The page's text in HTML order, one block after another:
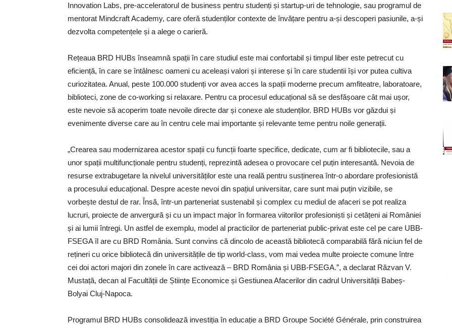
Innovation Labs, pre-acceleratorul de business pentru studenți și startup-uri de tehnologie, sau programul de
mentorat Mindcraft Academy, care oferă studenților contexte de învățare pentru a-și descoperi pasiunile, a-și
dezvolta competențele și a alege o carieră.
Rețeaua BRD HUBs înseamnă spații în care studiul este mai confortabil și timpul liber este petrecut cu
eficiență, în care se întâlnesc oameni cu aceleași valori și interese și în care studentii își vor putea cultiva
curiozitatea. Anual, peste 100.000 studenți vor avea acces la spații moderne precum amfiteatre, laboratoare,
biblioteci, zone de co-working si relaxare. Pentru ca procesul educațional să se desfășoare cât mai ușor,
este nevoie să acoperim toate nevoile directe dar și conexe ale studenților. BRD HUBs vor găzdui și
evenimente diverse care au în centru cele mai importante și relevante teme pentru noile generații.
„Crearea sau modernizarea acestor spații cu funcții foarte specifice, dedicate, cum ar fi bibliotecile, sau a
unor spații multifuncționale pentru studenți, reprezintă adesea o provocare cel puțin interesantă. Nevoia de
resurse extrabugetare la nivelul universităților este una reală pentru susținerea într-o abordare profesionistă
a procesului educațional. Despre aceste nevoi din spațiul universitar, care sunt mai puțin vizibile, se
vorbește destul de rar. Însă, într-un parteneriat sustenabil și complex cu mediul de afaceri se pot realiza
lucruri, proiecte de anvergură și cu un impact major în formarea viitorilor profesioniști și cetățeni ai României
și ai lumii întregi. Un astfel de exemplu, model al practicilor de parteneriat public-privat este cel pe care UBB-
FSEGA îl are cu BRD România. Sunt convins că dincolo de această bibliotecă comparabilă fără niciun fel de
rețineri cu orice bibliotecă din universitățile de tip world-class, vom mai vedea multe proiecte comune între
cei doi actori majori din zonele în care activează – BRD România și UBB-FSEGA.”, a declarat Răzvan V.
Mustață, decan al Facultății de Științe Economice și Gestiunea Afacerilor din cadrul Universității Babeș-
Bolyai Cluj-Napoca.
Programul BRD HUBs consolidează investiția în educație a BRD Groupe Société Générale, prin construirea